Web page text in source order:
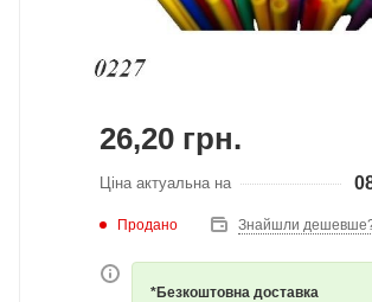
26,20 грн.
Ціна актуальна на
Продано Знайшли
*Безкоштовна доставка